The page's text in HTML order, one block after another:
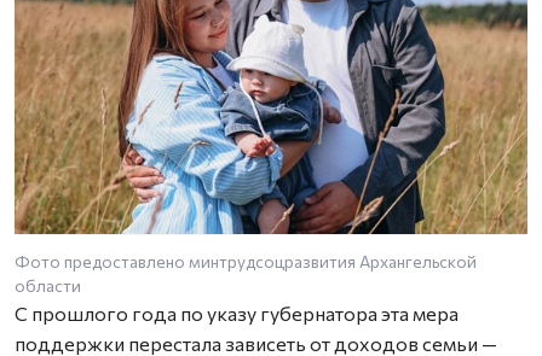
Фото предоставлено минтрудсоцразвития Архангельской
области
С прошлого года по указу губернатора эта мера
поддержки перестала зависеть от доходов семьи —